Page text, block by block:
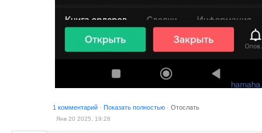
1 комментарий · Показать полностью · Отослать
Янв 20 2025, 19:28